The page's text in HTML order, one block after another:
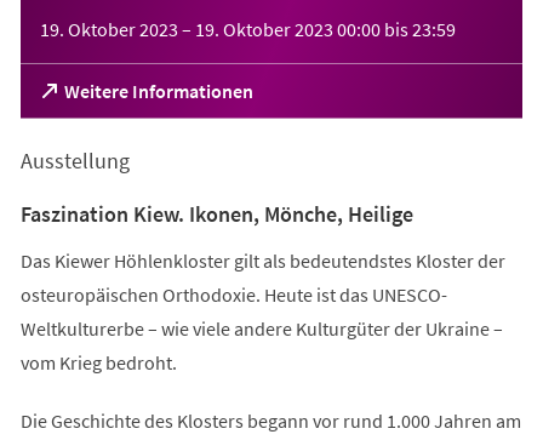
19. Oktober 2023 – 19. Oktober 2023 00:00 bis23:59
Weitere Informationen
(Öffnet
in
neuen
Ausstellung
Faszination Kiew. Ikonen, Mönche, Heilige
Das Kiewer Höhlenkloster gilt als bedeutendstes Kloster der
osteuropäischen Orthodoxie. Heute ist das UNESCO-
Weltkulturerbe – wie viele andere Kulturgüter der Ukraine –
vom Krieg bedroht.
Die Geschichte des Klosters begann vor rund 1.000 Jahren am